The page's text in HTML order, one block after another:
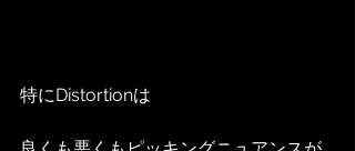
特にDistortionは